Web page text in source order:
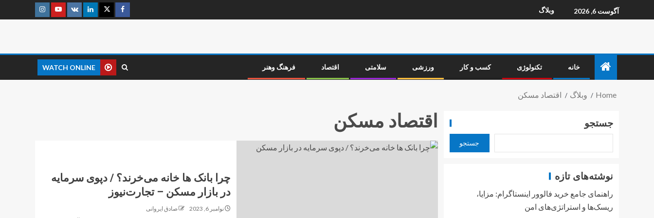
آگوست 6, 2026 وبلاگ
خانه تکنولوژی کسب و کار ورزشی سلامتی اقتصاد فرهنگ وهنر WATCH ONLINE
Home وبلاگ اقتصاد مسکن
اقتصاد مسکن
چرا بانک ها خانه می‌خرند؟ / دپوی سرمایه
در بازار مسکن – تجارت‌نیوز
نوامبر 6, 2023 صادق ایروانی
جستجو
جستجو
نوشته‌های تازه
راهنمای جامع خرید فالوور اینستاگرام: مزایا،
ریسک‌ها و استراتژی‌های امن